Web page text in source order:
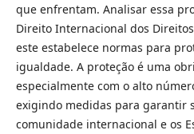
que enfrentam. Analisar essa
Direito Internacional dos
este estabelece normas para
igualdade. A proteção é uma
especialmente com o alto
exigindo medidas para garantir
comunidade internacional e os